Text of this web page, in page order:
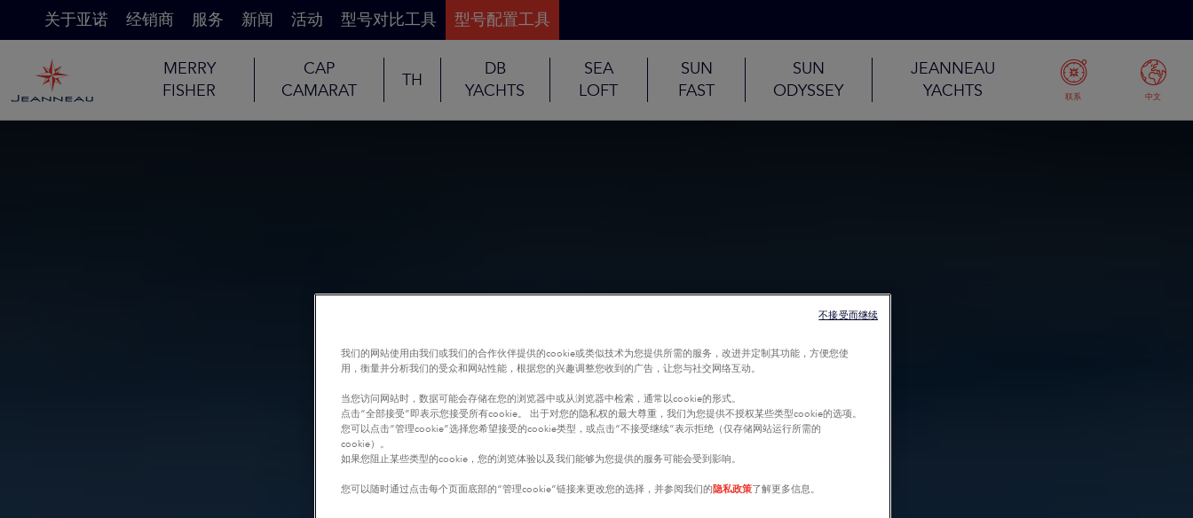
关于亚诺 经销商 服务 新闻 活动 型号对比工具 型号配置工具
MERRY
FISHER
CAP
CAMARAT
TH
DB
YACHTS
SEA
LOFT
SUN
FAST
SUN
ODYSSEY
JEANNEAU
YACHTS
联系 中文
我们的网站使用由我们或我们的合作伙伴提供的cookie或类似技术为您提供所需的服务，改进并定制其功能，方便您使
用，衡量并分析我们的受众和网站性能，根据您的兴趣调整您收到的广告，让您与社交网络互动。
当您访问网站时，数据可能会存储在您的浏览器中或从浏览器中检索，通常以cookie的形式。
点击“全部接受”即表示您接受所有cookie。 出于对您的隐私权的最大尊重，我们为您提供不授权某些类型cookie的选项。
您可以点击“管理cookie”选择您希望接受的cookie类型，或点击“不接受继续”表示拒绝（仅存储网站运行所需的
cookie）。
如果您阻止某些类型的cookie，您的浏览体验以及我们能够为您提供的服务可能会受到影响。
您可以随时通过点击每个页面底部的“管理cookie”链接来更改您的选择，并参阅我们的隐私政策了解更多信息。
不接受而继续